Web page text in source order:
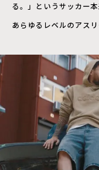
る。」というサッカー
あらゆるレベルのアス